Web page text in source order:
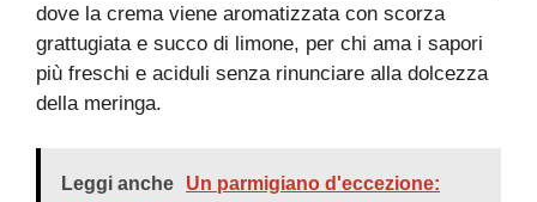
dove la crema viene aromatizzata con scorza
grattugiata e succo di limone, per chi ama i sapori
più freschi e aciduli senza rinunciare alla dolcezza
della meringa.
Leggi anche
Un parmigiano d'eccezione: